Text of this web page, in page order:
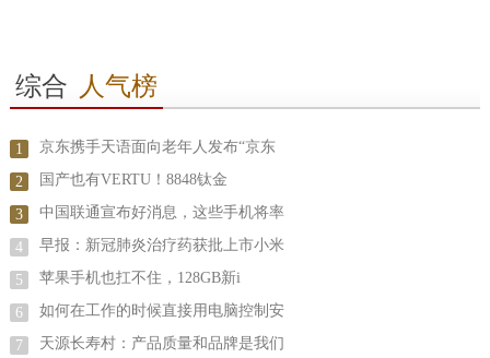
综合 人气榜
1 京东携手天语面向老年人发布“京东
2 国产也有VERTU！8848钛金
3 中国联通宣布好消息，这些手机将率
4 早报：新冠肺炎治疗药获批上市小米
5 苹果手机也扛不住，128GB新i
6 如何在工作的时候直接用电脑控制安
7 天源长寿村：产品质量和品牌是我们